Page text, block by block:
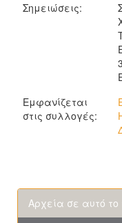
Σημειώσεις:
Εμφανίζεται
στις συλλογές:
Αρχεία σε αυτό το